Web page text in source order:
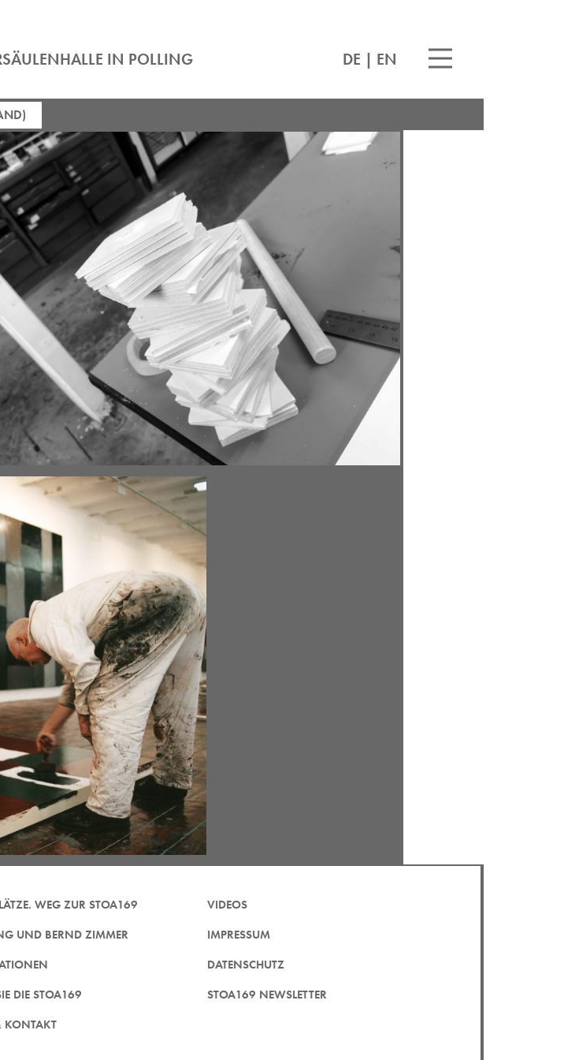
IN POLLING DE | EN
WEG ZUR STOA169
UND BERND ZIMMER
DIE STOA169
KONTAKT
VIDEOS
IMPRESSUM
DATENSCHUTZ
STOA169 NEWSLETTER